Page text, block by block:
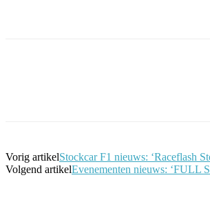
Vorig artikelStockcar F1 nieuws: ‘Raceflash
Volgend artikelEvenementen nieuws: